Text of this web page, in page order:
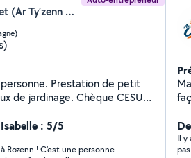
Rozenn Piquet (Ar Ty’zenn Multiservices)
Prestation de petit
de jardinage. Chèque CESU
et murs
: 5/5
Rozenn ! C’est une personne
Il y